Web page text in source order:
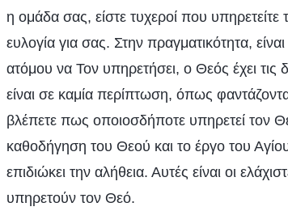
η oμάδα σας, είστε τυχεροί που
ευλογία για σας. Στην πραγματικότητα,
ατόμου να Τον υπηρετήσει, ο Θεός έχει
είναι σε καμία περίπτωση, όπως
βλέπετε πως οποιοσδήποτε υπηρετεί τον
καθοδήγηση του Θεού και το έργο του
επιδιώκει την αλήθεια. Αυτές είναι οι
υπηρετούν τον Θεό.